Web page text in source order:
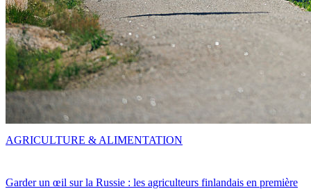
Garder un œil sur la Russie : les agriculteurs finlandais en première
AGRICULTURE & ALIMENTATION